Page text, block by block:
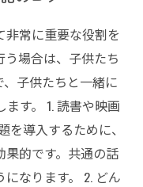
非常に重要な役割を
場合は、子供たち
子供たちと一緒に
す。 1. 読書や映画
導入するために、
的です。共通の話
なります。 2. どん